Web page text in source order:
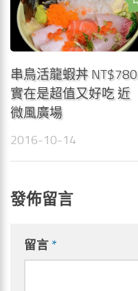
串鳥活龍蝦丼 NT$780
實在是超值又好吃 近
微風廣場
2016-10-14
發佈留言
留言 *